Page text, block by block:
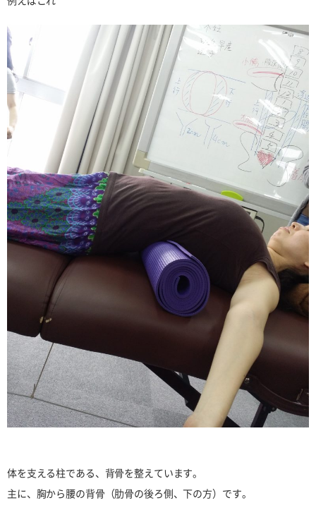
体を支える柱である、背骨を整えています。
主に、胸から腰の背骨（肋骨の後ろ側、下の方）です。